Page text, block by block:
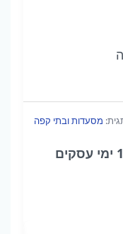
מסעדות ובתי קפה